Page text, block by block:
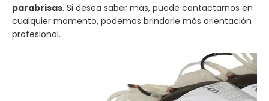
parabrisas. Si desea saber más, puede contactarnos en
cualquier momento, podemos brindarle más orientación
profesional.